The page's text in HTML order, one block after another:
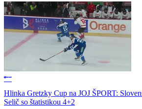
Hlinka Gretzky Cup na JOJ ŠPORT:
Selič so štatistikou 4+2